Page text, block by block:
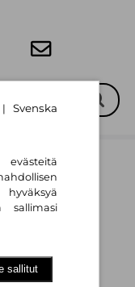
6
| Svenska
evästeitä
sallimasi
sallitut